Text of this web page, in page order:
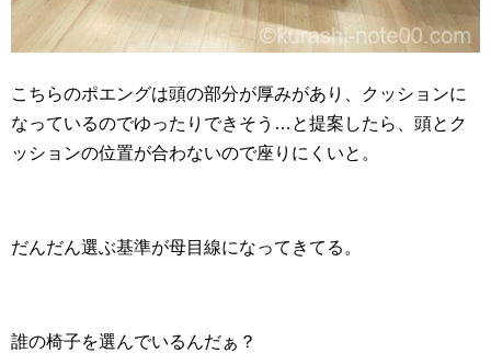
こちらのポエングは頭の部分が厚みがあり、クッションに
なっているのでゆったりできそう…と提案したら、頭とク
ッションの位置が合わないので座りにくいと。
だんだん選ぶ基準が母目線になってきてる。
誰の椅子を選んでいるんだぁ？